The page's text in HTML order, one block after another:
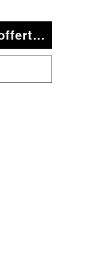
Vraag een offerte aan